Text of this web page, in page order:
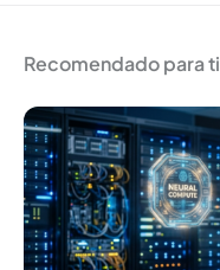
Recomendado para ti